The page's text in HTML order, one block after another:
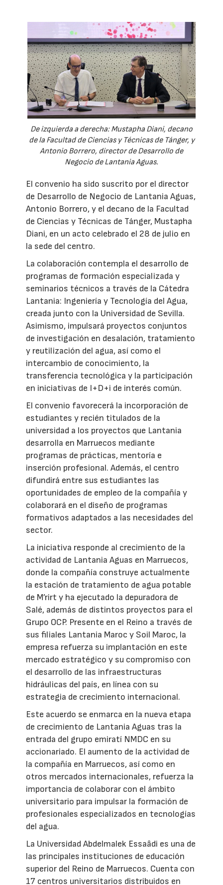
De izquierda a derecha: Mustapha Diani, decano
de la Facultad de Ciencias y Técnicas de Tánger, y
Antonio Borrero, director de Desarrollo de
Negocio de Lantania Aguas.
El convenio ha sido suscrito por el director
de Desarrollo de Negocio de Lantania Aguas,
Antonio Borrero, y el decano de la Facultad
de Ciencias y Técnicas de Tánger, Mustapha
Diani, en un acto celebrado el 28 de julio en
la sede del centro.
La colaboración contempla el desarrollo de
programas de formación especializada y
seminarios técnicos a través de la Cátedra
Lantania: Ingeniería y Tecnología del Agua,
creada junto con la Universidad de Sevilla.
Asimismo, impulsará proyectos conjuntos
de investigación en desalación, tratamiento
y reutilización del agua, así como el
intercambio de conocimiento, la
transferencia tecnológica y la participación
en iniciativas de I+D+i de interés común.
El convenio favorecerá la incorporación de
estudiantes y recién titulados de la
universidad a los proyectos que Lantania
desarrolla en Marruecos mediante
programas de prácticas, mentoría e
inserción profesional. Además, el centro
difundirá entre sus estudiantes las
oportunidades de empleo de la compañía y
colaborará en el diseño de programas
formativos adaptados a las necesidades del
sector.
La iniciativa responde al crecimiento de la
actividad de Lantania Aguas en Marruecos,
donde la compañía construye actualmente
la estación de tratamiento de agua potable
de M’rirt y ha ejecutado la depuradora de
Salé, además de distintos proyectos para el
Grupo OCP. Presente en el Reino a través de
sus filiales Lantania Maroc y Soil Maroc, la
empresa refuerza su implantación en este
mercado estratégico y su compromiso con
el desarrollo de las infraestructuras
hidráulicas del país, en línea con su
estrategia de crecimiento internacional.
Este acuerdo se enmarca en la nueva etapa
de crecimiento de Lantania Aguas tras la
entrada del grupo emiratí NMDC en su
accionariado. El aumento de la actividad de
la compañía en Marruecos, así como en
otros mercados internacionales, refuerza la
importancia de colaborar con el ámbito
universitario para impulsar la formación de
profesionales especializados en tecnologías
del agua.
La Universidad Abdelmalek Essaâdi es una de
las principales instituciones de educación
superior del Reino de Marruecos. Cuenta con
17 centros universitarios distribuidos en